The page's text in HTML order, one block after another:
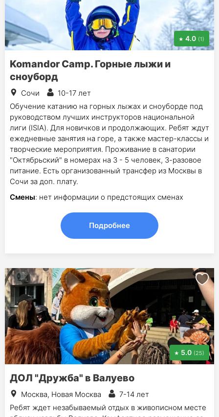
4.0 (1)
Komandor Camp. Горные лыжи и
сноуборд
Сочи
10-17 лет
Обучение катанию на горных лыжах и сноуборде под
руководством лучших инструкторов национальной
лиги (ISIA). Для новичков и продолжающих. Ребят ждут
ежедневные занятия на горе, а также мастер-классы и
творческие мероприятия. Проживание в санатории
"Октябрьский" в номерах на 3 - 5 человек, 3-разовое
питание. Есть организованный трансфер из Москвы в
Сочи за доп. плату.
Смены: нет информации о предстоящих сменах
Подробнее
5.0 (25)
ДОЛ "Дружба" в Валуево
Москва, Новая Москва
7-14 лет
Ребят ждет незабываемый отдых в живописном месте